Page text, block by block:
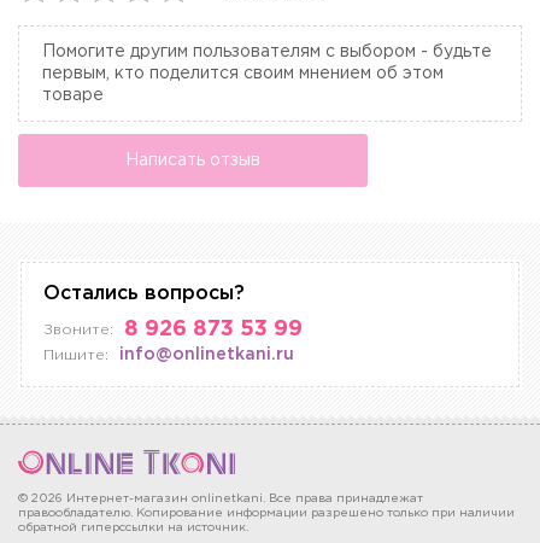
Помогите другим пользователям с выбором - будьте
первым, кто поделится своим мнением об этом
товаре
Написать отзыв
Остались вопросы?
Звоните: 8 926 873 53 99
Пишите: info@onlinetkani.ru
© 2026 Интернет-магазин onlinetkani. Все права принадлежат
правообладателю. Копирование информации разрешено только при наличии
обратной гиперссылки на источник.